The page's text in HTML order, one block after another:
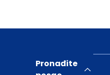
Pronađite